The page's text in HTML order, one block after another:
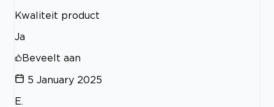
Kwaliteit product
Ja
Beveelt aan
5 January 2025
E.